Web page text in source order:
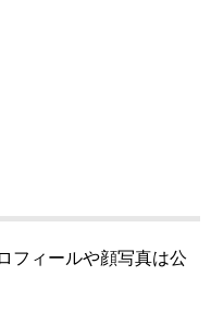
フィールや顔写真は公